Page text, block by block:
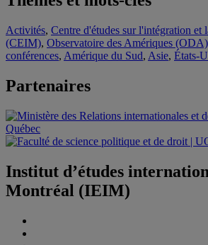
Activités, Centre d'études sur l'intégration et
(CEIM), Observatoire des Amériques (ODA)
conférences, Amérique du Sud, Asie, États-
Partenaires
Institut d’études
Montréal (IEIM)